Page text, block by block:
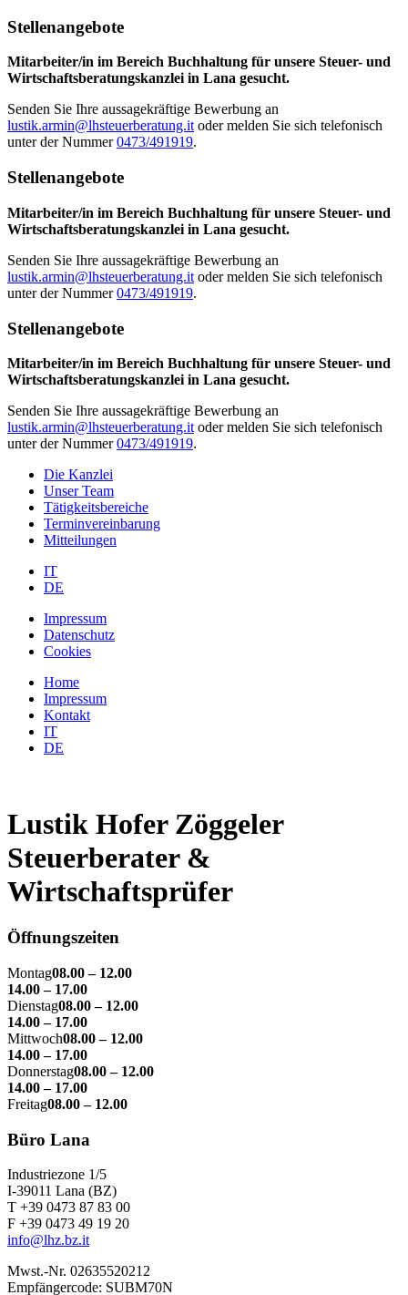
Stellenangebote
Mitarbeiter/in im Bereich Buchhaltung für unsere Steuer- und
Wirtschaftsberatungskanzlei in Lana gesucht.
Senden Sie Ihre aussagekräftige Bewerbung an
lustik.armin@lhsteuerberatung.itoder melden Sie sich telefonisch
unter der Nummer0473/491919.
Stellenangebote
Mitarbeiter/in im Bereich Buchhaltung für unsere Steuer- und
Wirtschaftsberatungskanzlei in Lana gesucht.
Senden Sie Ihre aussagekräftige Bewerbung an
lustik.armin@lhsteuerberatung.it oder melden Sie sich telefonisch
unter der Nummer0473/491919.
Stellenangebote
Mitarbeiter/in im Bereich Buchhaltung für unsere Steuer- und
Wirtschaftsberatungskanzlei in Lana gesucht.
Senden Sie Ihre aussagekräftige Bewerbung an
lustik.armin@lhsteuerberatung.it oder melden Sie sich telefonisch
unter der Nummer0473/491919.
Die Kanzlei
Unser Team
Tätigkeitsbereiche
Terminvereinbarung
Mitteilungen
IT
DE
Impressum
Datenschutz
Cookies
Home
Impressum
Kontakt
IT
DE
Lustik Hofer Zöggeler
Steuerberater &
Wirtschaftsprüfer
Öffnungszeiten
Montag08.00 – 12.00
14.00 – 17.00
Dienstag08.00 – 12.00
14.00 – 17.00
Mittwoch08.00 – 12.00
14.00 – 17.00
Donnerstag08.00 – 12.00
14.00 – 17.00
Freitag08.00 – 12.00
Büro Lana
Industriezone 1/5
I-39011 Lana (BZ)
T +39 0473 87 83 00
F +39 0473 49 19 20
info@lhz.bz.it
Mwst.-Nr. 02635520212
Empfängercode: SUBM70N